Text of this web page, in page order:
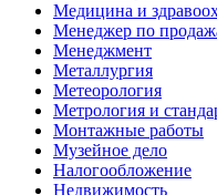
Медицина и
Менеджер по
Менеджмент
Металлургия
Метеорология
Метрология и
Монтажные работы
Музейное дело
Налогообложение
Недвижимость